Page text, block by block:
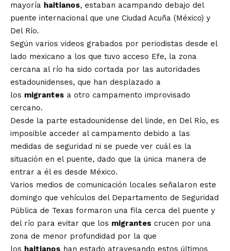
mayoría haitianos, estaban acampando debajo del
puente internacional que une Ciudad Acuña (México) y
Del Río.
Según varios videos grabados por periodistas desde el
lado mexicano a los que tuvo acceso Efe, la zona
cercana al río ha sido cortada por las autoridades
estadounidenses, que han desplazado a
los migrantes a otro campamento improvisado
cercano.
Desde la parte estadounidense del linde, en Del Río, es
imposible acceder al campamento debido a las
medidas de seguridad ni se puede ver cuál es la
situación en el puente, dado que la única manera de
entrar a él es desde México.
Varios medios de comunicación locales señalaron este
domingo que vehículos del Departamento de Seguridad
Pública de Texas formaron una fila cerca del puente y
del río para evitar que los migrantes crucen por una
zona de menor profundidad por la que
los haitianos han estado atravesando estos últimos